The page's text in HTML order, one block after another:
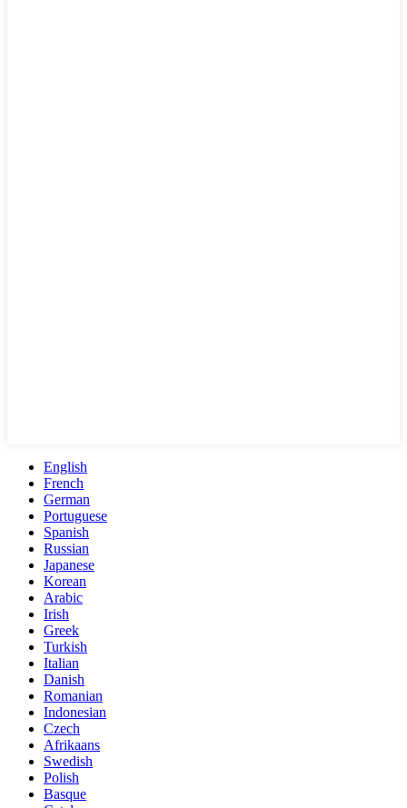
English
French
German
Portuguese
Spanish
Russian
Japanese
Korean
Arabic
Irish
Greek
Turkish
Italian
Danish
Romanian
Indonesian
Czech
Afrikaans
Swedish
Polish
Basque